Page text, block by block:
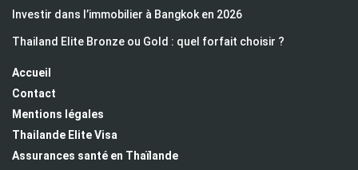
Investir dans l’immobilier à Bangkok en 2026
Thailand Elite Bronze ou Gold : quel forfait choisir ?
Accueil
Contact
Mentions légales
Thailande Elite Visa
Assurances santé en Thaïlande